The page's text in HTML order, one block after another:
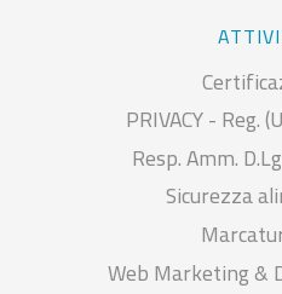
PRIVACY - Reg.
Resp. Amm.
Sicurezza
Web Marketing &